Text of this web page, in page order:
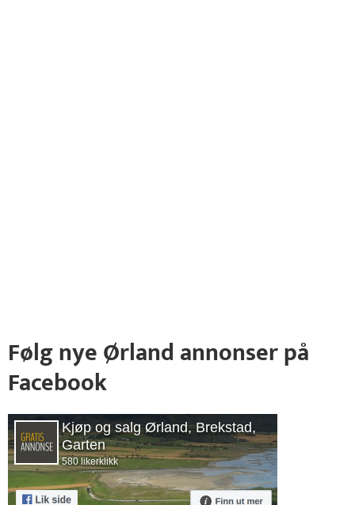
Følg nye Ørland annonser på
Facebook
Kjøp og salg Ørland, Brekstad,
Garten
580 likerklikk